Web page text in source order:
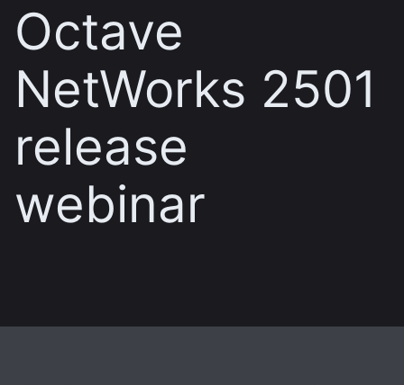
Octave
NetWorks 2501
release
webinar